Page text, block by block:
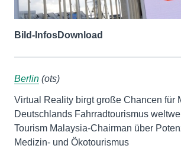
Bild-InfosDownload
Berlin (ots)
Virtual Reality birgt große Chancen für
Deutschlands Fahrradtourismus
Tourism Malaysia-Chairman über
Medizin- und Ökotourismus